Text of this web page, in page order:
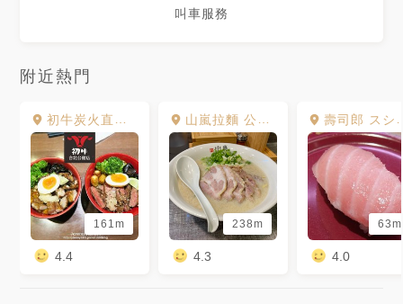
叫車服務
附近熱門
初牛炭火直燒丼飯專賣店 公館店
161m
4.4
山嵐拉麵 公館店
238m
4.3
壽司郎 スシロー SUSHIRO 台北公館店
63m
4.0